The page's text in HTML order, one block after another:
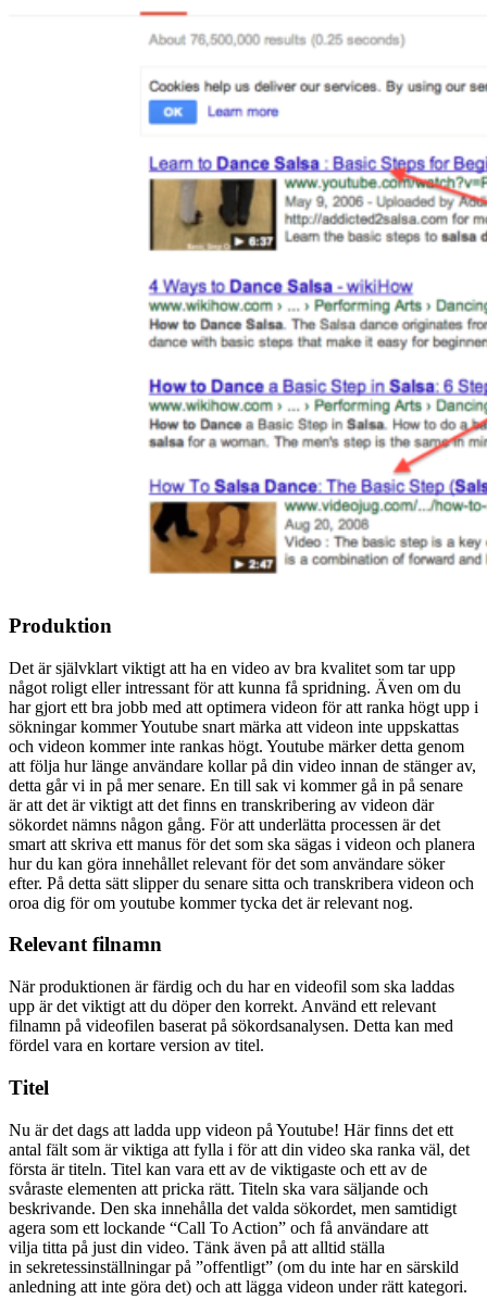
Produktion
Det är självklart viktigt att ha en video av bra kvalitet som tar upp
något roligt eller intressant för att kunna få spridning. Även om du
har gjort ett bra jobb med att optimera videon för att ranka högt upp i
sökningar kommer Youtube snart märka att videon inte uppskattas
och videon kommer inte rankas högt. Youtube märker detta genom
att följa hur länge användare kollar på din video innan de stänger av,
detta går vi in på mer senare. En till sak vi kommer gå in på senare
är att det är viktigt att det finns en transkribering av videon där
sökordet nämns någon gång. För att underlätta processen är det
smart att skriva ett manus för det som ska sägas i videon och planera
hur du kan göra innehållet relevant för det som användare söker
efter. På detta sätt slipper du senare sitta och transkribera videon och
oroa dig för om youtube kommer tycka det är relevant nog.
Relevant filnamn
När produktionen är färdig och du har en videofil som ska laddas
upp är det viktigt att du döper den korrekt. Använd ett relevant
filnamn på videofilen baserat på sökordsanalysen. Detta kan med
fördel vara en kortare version av titel.
Titel
Nu är det dags att ladda upp videon på Youtube! Här finns det ett
antal fält som är viktiga att fylla i för att din video ska ranka väl, det
första är titeln. Titel kan vara ett av de viktigaste och ett av de
svåraste elementen att pricka rätt. Titeln ska vara säljande och
beskrivande. Den ska innehålla det valda sökordet, men samtidigt
agera som ett lockande “Call To Action” och få användare att
vilja titta på just din video. Tänk även på att alltid ställa
in sekretessinställningar på ”offentligt” (om du inte har en särskild
anledning att inte göra det) och att lägga videon under rätt kategori.